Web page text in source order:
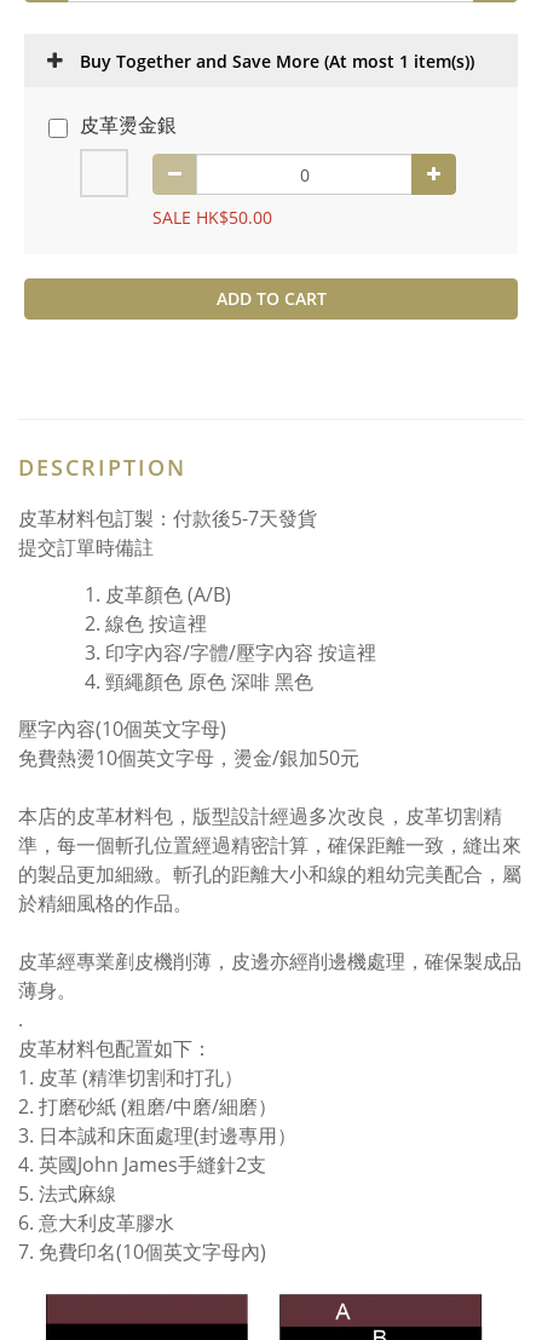
Buy Together and Save More (At most 1 item(s))
皮革燙金銀
SALE HK$50.00
ADD TO CART
DESCRIPTION
皮革材料包訂製：付款後5-7天發貨
提交訂單時備註
皮革顏色 (A/B)
線色按這裡
印字內容/字體/壓字內容 按這裡
頸繩顏色 原色 深啡 黑色
壓字內容(10個英文字母)
免費熱燙10個英文字母，燙金/銀加50元
本店的皮革材料包，版型設計經過多次改良，皮革切割精
準，每一個斬孔位置經過精密計算，確保距離一致，縫出來
的製品更加細緻。斬孔的距離大小和線的粗幼完美配合，屬
於精細風格的作品。
皮革經專業剷皮機削薄，皮邊亦經削邊機處理，確保製成品
薄身。
.
皮革材料包配置如下：
1. 皮革 (精準切割和打孔）
2. 打磨砂紙 (粗磨/中磨/細磨）
3. 日本誠和床面處理(封邊專用）
4. 英國John James手縫針2支
5. 法式麻線
6. 意大利皮革膠水
7. 免費印名(10個英文字母內)